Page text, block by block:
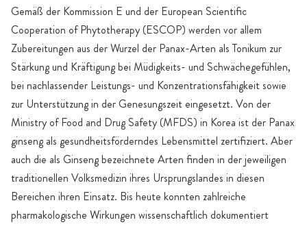
Gemäß der Kommission E und der European Scientific
Cooperation of Phytotherapy (ESCOP) werden vor allem
Zubereitungen aus der Wurzel der Panax-Arten als Tonikum zur
Stärkung und Kräftigung bei Müdigkeits- und Schwächegefühlen,
bei nachlassender Leistungs- und Konzent­rations­fähigkeit sowie
zur Unterstützung in der Genesungszeit eingesetzt. Von der
Ministry of Food and Drug Safety (MFDS) in Korea ist der Panax
ginseng als gesundheitsförderndes Lebensmittel zertifiziert. Aber
auch die als Ginseng bezeichnete Arten finden in der jeweiligen
traditionellen Volksmedizin ihres Ursprungslandes in diesen
Bereichen ihren Einsatz. Bis heute konnten zahlreiche
pharmakologische Wirkungen wissenschaftlich dokumentiert